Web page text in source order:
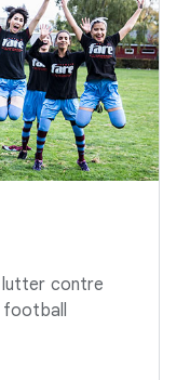
lutter contre
football